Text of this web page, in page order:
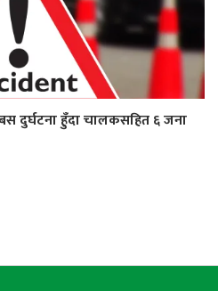
बस दुर्घटना हुँदा चालकसहित ६ जना